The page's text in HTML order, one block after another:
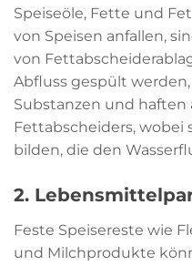
Speiseöle, Fette und
von Speisen anfallen,
von
Abfluss gespült
Substanzen und haften
Fettabscheiders, wobei
bilden, die den
2.
Feste Speisereste wie
und Milchprodukte